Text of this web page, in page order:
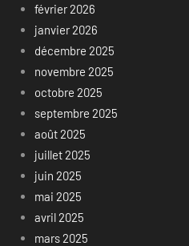
février 2026
janvier 2026
décembre 2025
novembre 2025
octobre 2025
septembre 2025
août 2025
juillet 2025
juin 2025
mai 2025
avril 2025
mars 2025